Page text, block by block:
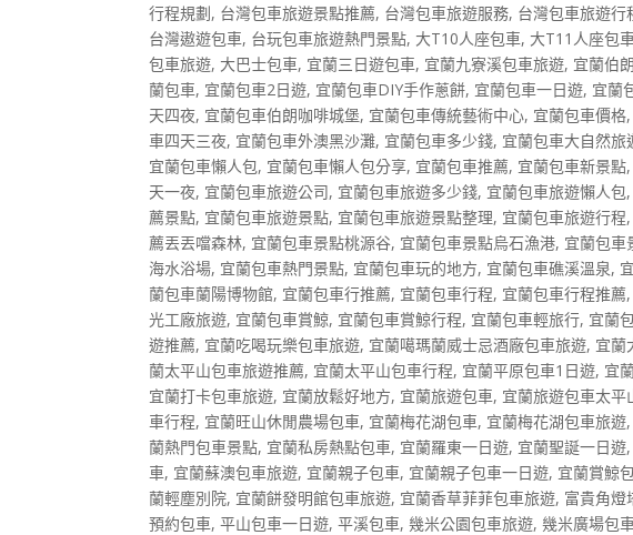
行程規劃, 台灣包車旅遊景點推薦, 台灣包車旅遊服務, 台灣包車旅遊行
台灣遨遊包車, 台玩包車旅遊熱門景點, 大T10人座包車, 大T11人座包車
包車旅遊, 大巴士包車, 宜蘭三日遊包車, 宜蘭九寮溪包車旅遊, 宜蘭伯
蘭包車, 宜蘭包車2日遊, 宜蘭包車DIY手作蔥餅, 宜蘭包車一日遊, 宜蘭
天四夜, 宜蘭包車伯朗咖啡城堡, 宜蘭包車傳統藝術中心, 宜蘭包車價格,
車四天三夜, 宜蘭包車外澳黑沙灘, 宜蘭包車多少錢, 宜蘭包車大自然旅
宜蘭包車懶人包, 宜蘭包車懶人包分享, 宜蘭包車推薦, 宜蘭包車新景點,
天一夜, 宜蘭包車旅遊公司, 宜蘭包車旅遊多少錢, 宜蘭包車旅遊懶人包,
薦景點, 宜蘭包車旅遊景點, 宜蘭包車旅遊景點整理, 宜蘭包車旅遊行程,
薦丟丟噹森林, 宜蘭包車景點桃源谷, 宜蘭包車景點烏石漁港, 宜蘭包車
海水浴場, 宜蘭包車熱門景點, 宜蘭包車玩的地方, 宜蘭包車礁溪溫泉,
蘭包車蘭陽博物館, 宜蘭包車行推薦, 宜蘭包車行程, 宜蘭包車行程推薦,
光工廠旅遊, 宜蘭包車賞鯨, 宜蘭包車賞鯨行程, 宜蘭包車輕旅行, 宜蘭
遊推薦, 宜蘭吃喝玩樂包車旅遊, 宜蘭噶瑪蘭威士忌酒廠包車旅遊, 宜蘭
蘭太平山包車旅遊推薦, 宜蘭太平山包車行程, 宜蘭平原包車1日遊, 宜
宜蘭打卡包車旅遊, 宜蘭放鬆好地方, 宜蘭旅遊包車, 宜蘭旅遊包車太平
車行程, 宜蘭旺山休閒農場包車, 宜蘭梅花湖包車, 宜蘭梅花湖包車旅遊,
蘭熱門包車景點, 宜蘭私房熱點包車, 宜蘭羅東一日遊, 宜蘭聖誕一日遊,
車, 宜蘭蘇澳包車旅遊, 宜蘭親子包車, 宜蘭親子包車一日遊, 宜蘭賞鯨
蘭輕塵別院, 宜蘭餅發明館包車旅遊, 宜蘭香草菲菲包車旅遊, 富貴角燈
預約包車,平山包車一日遊,平溪包車,幾米公園包車旅遊,幾米廣場包車